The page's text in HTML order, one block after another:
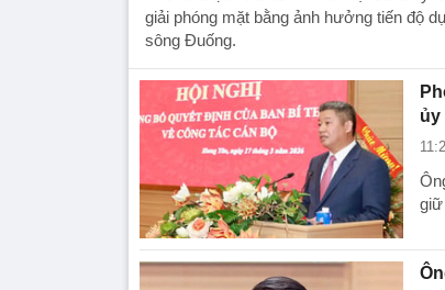
giải phóng mặt bằng ảnh hưởng tiến độ
sông Đuống.
ủy
giữ